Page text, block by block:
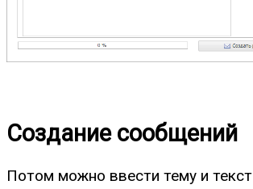
Создание сообщений
Потом можно ввести тему и текст